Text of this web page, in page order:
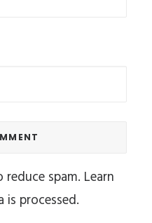
spam. Learn
processed.